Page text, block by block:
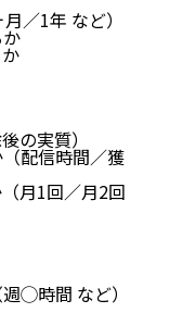
／1年 など）
の実質）
配信時間／獲
月1回／月2回
◯時間 など）